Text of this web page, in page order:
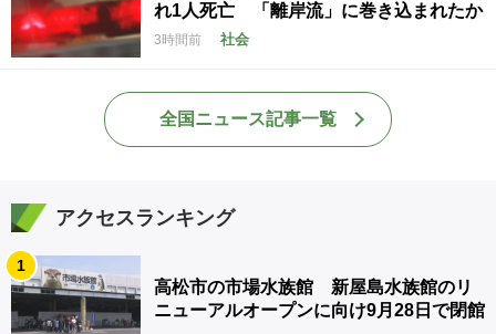
れ1人死亡 「離岸流」に巻き込まれたか
3時間前 社会
全国ニュース記事一覧
アクセスランキング
1
高松市の市場水族館 新屋島水族館のリ
ニューアルオープンに向け9月28日で閉館